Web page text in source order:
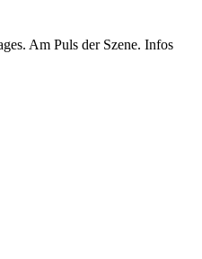
Am Puls der Szene. Infos